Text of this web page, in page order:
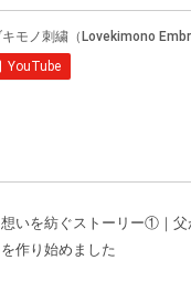
想いを紡ぐストーリー①｜父
を作り始めました